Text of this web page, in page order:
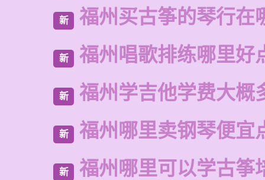
新 福州买古筝的琴行在
新 福州唱歌排练哪里好
新 福州学吉他学费大概
新 福州哪里卖钢琴便宜
新 福州哪里可以学古筝